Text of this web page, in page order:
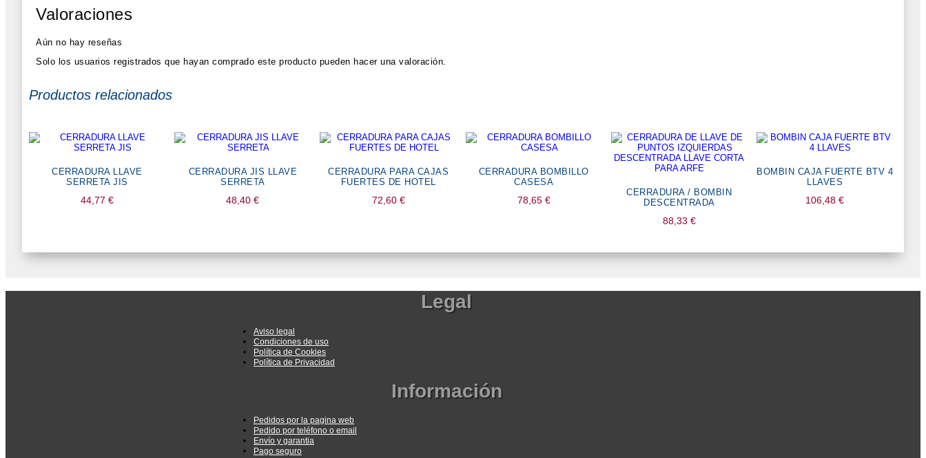
Valoraciones
Aún no hay reseñas
Solo los usuarios registrados que hayan comprado este producto pueden hacer una valoración.
Productos relacionados
CERRADURA LLAVE
SERRETA JIS
44,77€
CERRADURA JIS LLAVE
SERRETA
48,40€
CERRADURA PARA CAJAS
FUERTES DE HOTEL
72,60 €
CERRADURA BOMBILLO
CASESA
78,65 €
CERRADURA / BOMBIN
DESCENTRADA
88,33 €
BOMBIN CAJA FUERTE BTV 4
LLAVES
106,48€
Legal
Aviso legal
Condiciones de uso
Política de Cookies
Política de Privacidad
Información
Pedidos por la pagina web
Pedido por teléfono o email
Envío y garantia
Pago seguro